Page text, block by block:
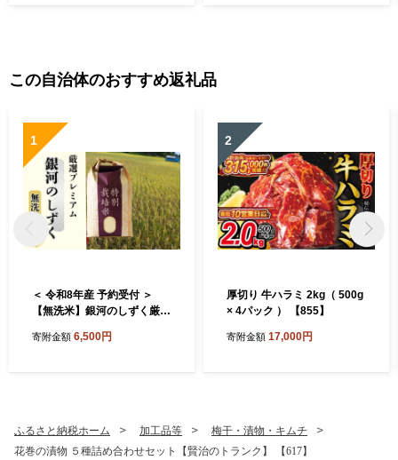
この自治体のおすすめ返礼品
1
＜ 令和8年産 予約受付 ＞
【無洗米】銀河のしずく厳選
肥料）2kg 【2083】
寄附金額 6,500円
2
厚切り 牛ハラミ 2kg（ 500g
× 4パック ） 【855】
寄附金額 17,000円
ふるさと納税ホーム 加工品等
梅干・漬物・キムチ
花巻の漬物 ５種詰め合わせセット【賢治のトランク】 【617】